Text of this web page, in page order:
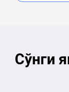
Сўнги